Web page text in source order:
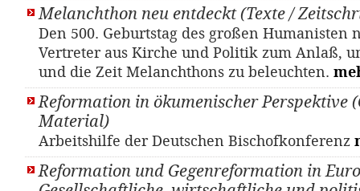
Melanchthon neu entdeckt (Texte /
Den 500. Geburtstag des großen Humanisten
Vertreter aus Kirche und Politik zum Anlaß,
und die Zeit Melanchthons zu beleuchten.
Reformation in ökumenischer Perspektive
Material)
Arbeitshilfe der Deutschen Bischofkonferenz
Reformation und Gegenreformation in